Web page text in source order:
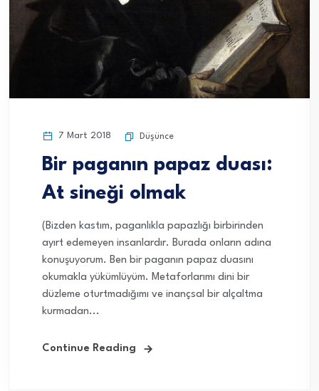
7 Mart 2018 Düşünce
Bir paganın papaz duası:
At sineği olmak
(Bizden kastım, paganlıkla papazlığı birbirinden
ayırt edemeyen insanlardır. Burada onların adına
konuşuyorum. Ben bir paganın papaz duasını
okumakla yükümlüyüm. Metaforlarımı dini bir
düzleme oturtmadığımı ve inançsal bir alçaltma
kurmadan...
Continue Reading